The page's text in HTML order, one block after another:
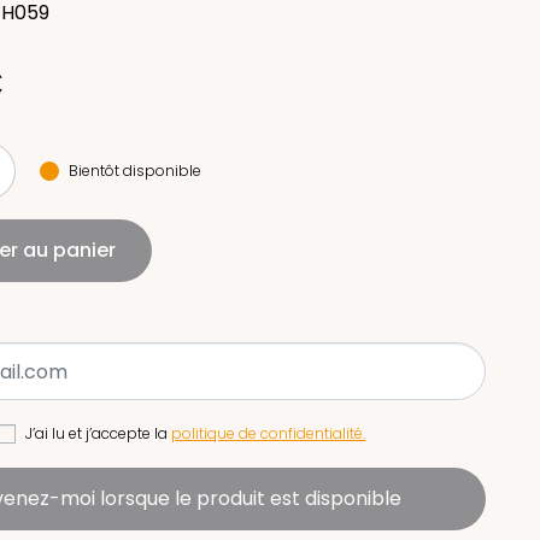
Bientôt disponible
au panier
J’ai lu et j’accepte la politique de confidentialité.
moi lorsque le produit est disponible